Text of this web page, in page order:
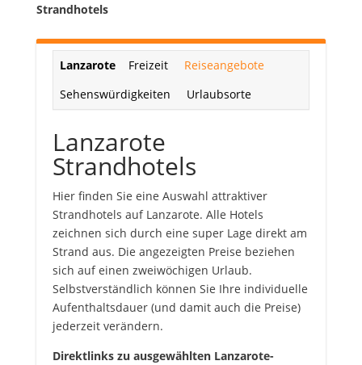
Strandhotels
Lanzarote Freizeit
Reiseangebote
Sehenswürdigkeiten
Urlaubsorte
Lanzarote
Strandhotels
Hier finden Sie eine Auswahl attraktiver
Strandhotels auf Lanzarote. Alle Hotels
zeichnen sich durch eine super Lage direkt am
Strand aus. Die angezeigten Preise beziehen
sich auf einen zweiwöchigen Urlaub.
Selbstverständlich können Sie Ihre individuelle
Aufenthaltsdauer (und damit auch die Preise)
jederzeit verändern.
Direktlinks zu ausgewählten Lanzarote-